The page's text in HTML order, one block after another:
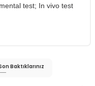
test; In vivo test
Baktıklarınız